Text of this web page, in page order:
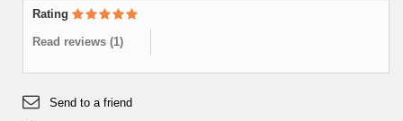
Rating
Read reviews (1)
Send to a friend